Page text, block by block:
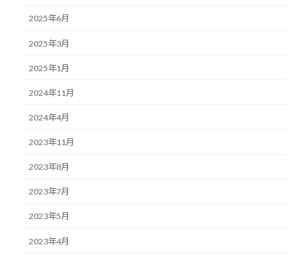
2025年6月
2025年3月
2025年1月
2024年11月
2024年4月
2023年11月
2023年8月
2023年7月
2023年5月
2023年4月